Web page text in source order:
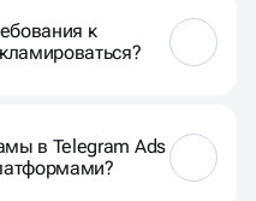
к
и не содержать
в Telegram Ads